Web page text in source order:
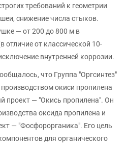
требований к геометрии
снижение числа стыков.
— от 200 до 800 м в
отличие от классической 10-
внутренней коррозии.
что Группа "Оргсинтез"
окиси пропилена
проект — "Окись пропилена". Он
оксида пропилена и
— "Фосфорорганика". Его цель
для органического